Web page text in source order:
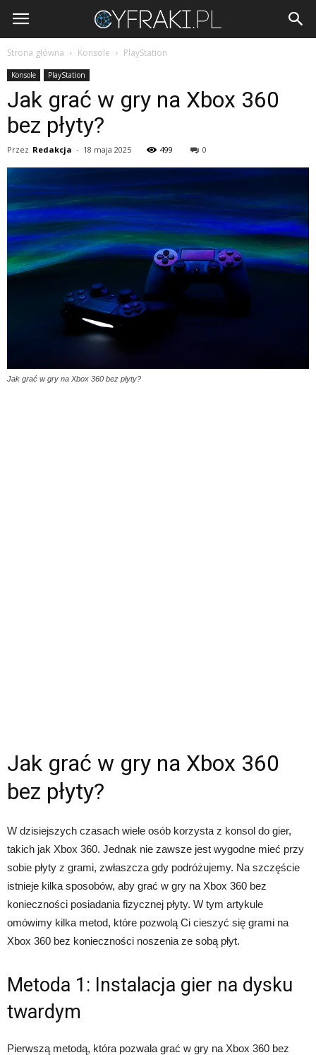
Cyfraki.pl
Strona główna Konsole PlayStation
Konsole PlayStation
Jak grać w gry na Xbox 360
bez płyty?
Przez Redakcja - 18 maja 2025 499 0
Jak grać w gry na Xbox 360 bez płyty?
Jak grać w gry na Xbox 360
bez płyty?
W dzisiejszych czasach wiele osób korzysta z konsol do gier,
takich jak Xbox 360. Jednak nie zawsze jest wygodne mieć przy
sobie płyty z grami, zwłaszcza gdy podróżujemy. Na szczęście
istnieje kilka sposobów, aby grać w gry na Xbox 360 bez
konieczności posiadania fizycznej płyty. W tym artykule
omówimy kilka metod, które pozwolą Ci cieszyć się grami na
Xbox 360 bez konieczności noszenia ze sobą płyt.
Metoda 1: Instalacja gier na dysku
twardym
Pierwszą metodą, która pozwala grać w gry na Xbox 360 bez